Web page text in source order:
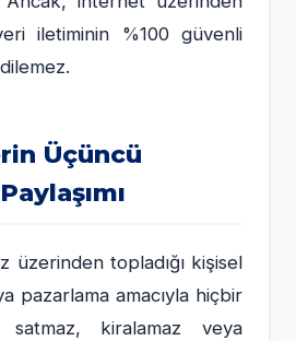
iletiminin %100 güvenli
Üçüncü
üzerinden topladığı kişisel
pazarlama amacıyla hiçbir
kiralamaz veya